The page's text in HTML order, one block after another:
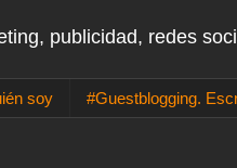
publicidad, redes
soy #Guestblogging.